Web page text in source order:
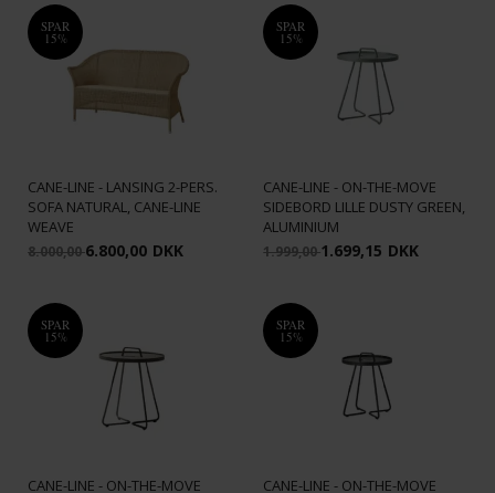
SPAR
15%
CANE-LINE - LANSING 2-PERS.
SOFA NATURAL, CANE-LINE
WEAVE
8.000,006.800,00 DKK
SPAR
15%
CANE-LINE - ON-THE-MOVE
SIDEBORD LILLE DUSTY GREEN,
ALUMINIUM
1.999,001.699,15 DKK
SPAR
15%
CANE-LINE - ON-THE-MOVE
SPAR
15%
CANE-LINE - ON-THE-MOVE